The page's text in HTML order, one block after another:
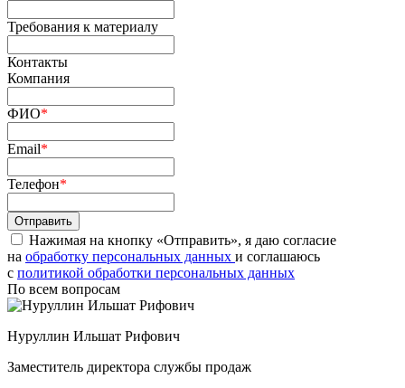
Требования к материалу
Контакты
Компания
ФИО*
Email*
Телефон*
Нажимая на кнопку «Отправить», я даю согласие
на обработку персональных данных и соглашаюсь
c политикой обработки персональных данных
По всем вопросам
Нуруллин Ильшат Рифович
Заместитель директора службы продаж